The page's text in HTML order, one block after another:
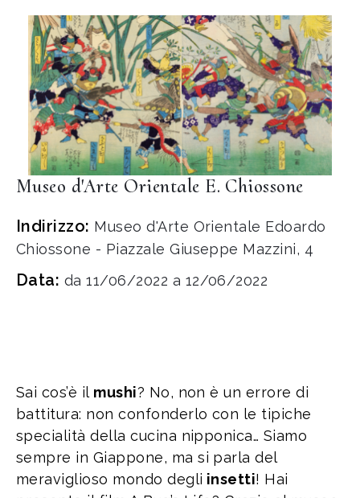
Museo d'Arte Orientale E. Chiossone
Indirizzo: Museo d'Arte Orientale Edoardo
Chiossone - Piazzale Giuseppe Mazzini, 4
Data: da 11/06/2022 a 12/06/2022
Sai cos’è il mushi? No, non è un errore di
battitura: non confonderlo con le tipiche
specialità della cucina nipponica… Siamo
sempre in Giappone, ma si parla del
meraviglioso mondo degli insetti! Hai